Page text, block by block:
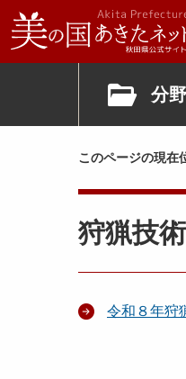
分
このページの現在
狩猟技
令和８年狩